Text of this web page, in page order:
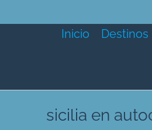
Inicio Destinos
sicilia en